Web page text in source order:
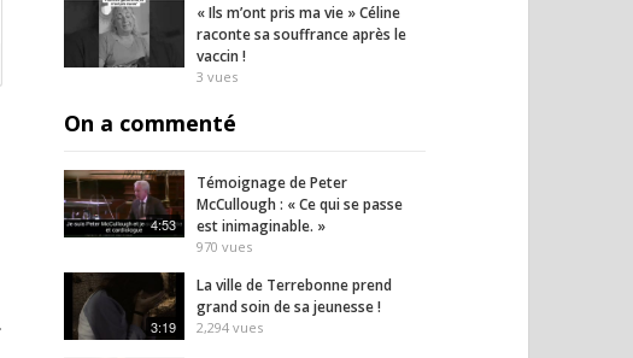
« Ils m’ont pris ma vie » Céline
raconte sa souffrance après le
vaccin !
3 vues
On a commenté
4:53
Témoignage de Peter
McCullough : « Ce qui se passe
est inimaginable. »
970 vues
3:19
La ville de Terrebonne prend
grand soin de sa jeunesse !
2,294 vues